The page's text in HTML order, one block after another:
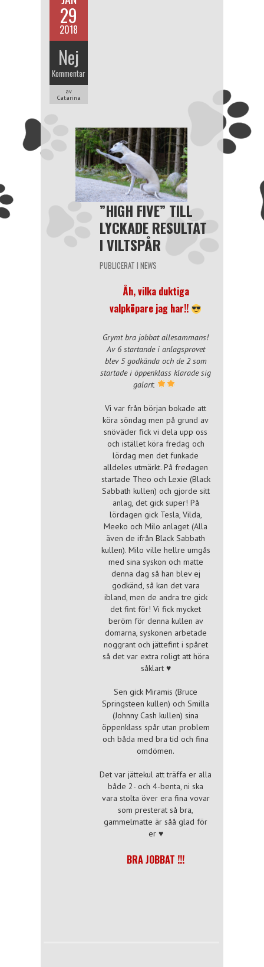
29
2018
Nej
Kommentar
av
Catarina
”HIGH FIVE” TILL
LYCKADE RESULTAT
I VILTSPÅR
PUBLICERAT I NEWS
Åh, vilka duktiga
valpköpare jag har!!
Grymt bra jobbat allesammans!
Av 6 startande i anlagsprovet
blev 5 godkända och de 2 som
startade i öppenklass klarade sig
galant
Vi var från början bokade att
köra söndag men på grund av
snöväder fick vi dela upp oss
och istället köra fredag och
lördag men det funkade
alldeles utmärkt. På fredagen
startade Theo och Lexie (Black
Sabbath kullen) och gjorde sitt
anlag, det gick super! På
lördagen gick Tesla, Vilda,
Meeko och Milo anlaget (Alla
även de ifrån Black Sabbath
kullen). Milo ville hellre umgås
med sina syskon och matte
denna dag så han blev ej
godkänd, så kan det vara
ibland, men de andra tre gick
det fint för! Vi fick mycket
beröm för denna kullen av
domarna, syskonen arbetade
noggrant och jättefint i spåret
så det var extra roligt att höra
såklart ♥
Sen gick Miramis (Bruce
Springsteen kullen) och Smilla
(Johnny Cash kullen) sina
öppenklass spår utan problem
och båda med bra tid och fina
omdömen.
Det var jättekul att träffa er alla
både 2- och 4-benta, ni ska
vara stolta över era fina vovar
som presterat så bra,
gammelmatte är såå glad för
er ♥
BRA JOBBAT !!!